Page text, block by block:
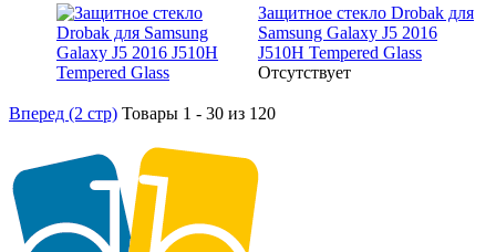
Защитное стекло Drobak для
Samsung Galaxy J5 2016
J510H Tempered Glass
Отсутствует
Вперед (2 стр) Товары 1 - 30 из 120